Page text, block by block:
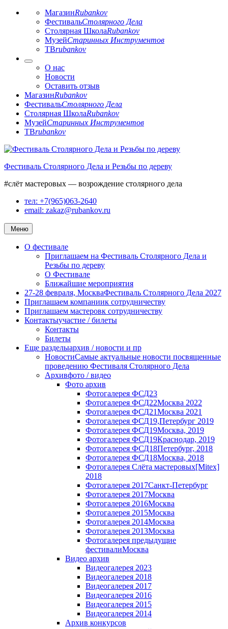
МагазинRubankov
ФестивальСтолярного Дела
Столярная ШколаRubankov
МузейСтаринных Инструментов
ТВrubankov
О нас
Новости
Оставить отзыв
МагазинRubankov
ФестивальСтолярного Дела
Столярная ШколаRubankov
МузейСтаринных Инструментов
ТВrubankov
Перейти
содержимому
Фестиваль Столярного Дела и Резьбы по дереву
#слёт мастеровых — возрождение столярного дела
тел: +7(965)063-2640
email: zakaz@rubankov.ru
Меню
О фестивале
Приглашаем на Фестиваль Столярного Дела и
Резьбы по дереву
О Фестивале
Ближайшие мероприятия
27-28 февраля, МоскваФестиваль Столярного Дела 2027
Приглашаем компаниик сотрудничеству
Приглашаем мастеровк сотрудничеству
Контактыучастие / билеты
Контакты
Билеты
Еще разделыархив / новости и пр
НовостиСамые актуальные новости посвященные
проведению Фестиваля Столярного Дела
Архивфото / видео
Фото архив
Фотогалерея ФСД23
Фотогалерея ФСД22Москва 2022
Фотогалерея ФСД21Москва 2021
Фотогалерея ФСД19,Петербург 2019
Фотогалерея ФСД19Москва, 2019
Фотогалерея ФСД19Краснодар, 2019
Фотогалерея ФСД18Петербург, 2018
Фотогалерея ФСД18Москва, 2018
Фотогалерея Слёта мастеровых[Mitex]
2018
Фотогалерея 2017Санкт-Петербург
Фотогалерея 2017Москва
Фотогалерея 2016Москва
Фотогалерея 2015Москва
Фотогалерея 2014Москва
Фотогалерея 2013Москва
Фотогалерея предыдущие
фестивалиМосква
Видео архив
Видеогалерея 2023
Видеогалерея 2018
Видеогалерея 2017
Видеогалерея 2016
Видеогалерея 2015
Видеогалерея 2014
Архив конкурсов